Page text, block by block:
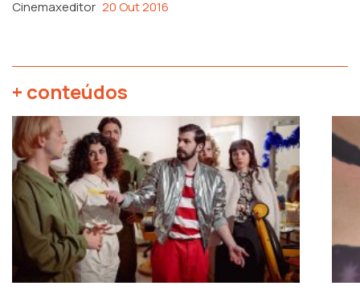
Cinemaxeditor 20 Out 2016
+ conteúdos